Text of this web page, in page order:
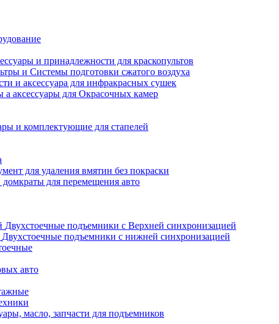
и принадлежности для краскопультов
и Системы подготовки сжатого воздуха
и аксессуара для инфракрасных сушек
а аксессуары для Окрасочных камер
и комплектующие для стапелей
для удаления вмятин без покраски
для перемещения авто
Двухстоечные подъемники с Верхней синхронизацией
Двухстоечные подъемники с нижней синхронизацией
авто
масло, запчасти для подъемников